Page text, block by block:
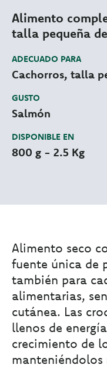
Alimento
talla pequeña
ADECUADO PARA
Cachorros, talla
GUSTO
Salmón
DISPONIBLE EN
800 g - 2.5 Kg
Alimento seco
fuente única de
también para
alimentarias,
cutánea. Las
llenos de
crecimiento de